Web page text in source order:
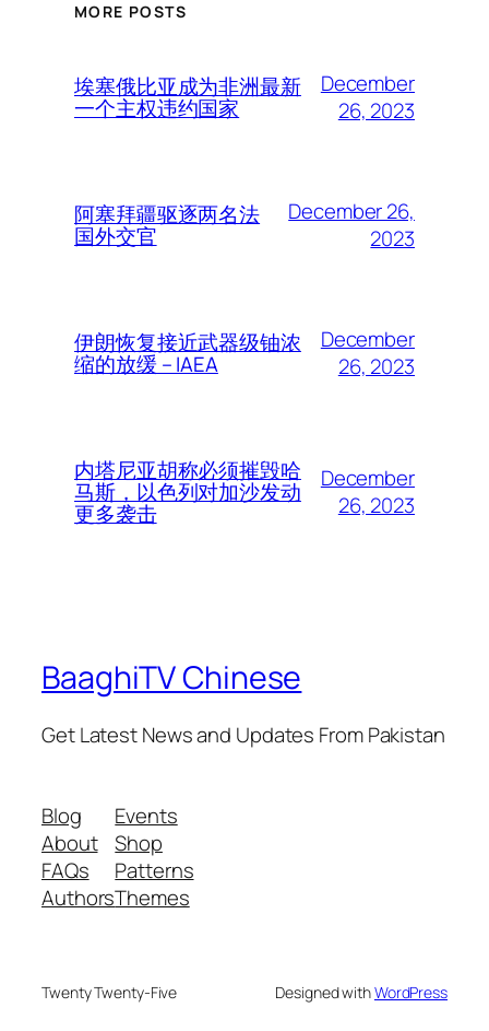
MORE POSTS
埃塞俄比亚成为非洲最新
一个主权违约国家
December
26, 2023
阿塞拜疆驱逐两名法
国外交官
December 26,
2023
伊朗恢复接近武器级铀浓
缩的放缓 – IAEA
December
26, 2023
内塔尼亚胡称必须摧毁哈
马斯，以色列对加沙发动
更多袭击
December
26, 2023
BaaghiTV Chinese
Get Latest News and Updates From Pakistan
Blog
About
FAQs
Authors
Events
Shop
Patterns
Themes
Twenty Twenty-Five Designed withWordPress